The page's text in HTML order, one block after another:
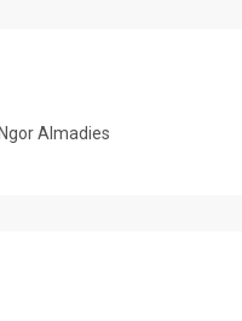
Ngor Almadies